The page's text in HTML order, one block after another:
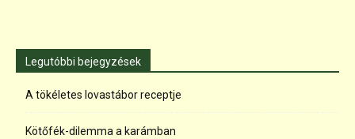
Legutóbbi bejegyzések
A tökéletes lovastábor receptje
Kötőfék-dilemma a karámban